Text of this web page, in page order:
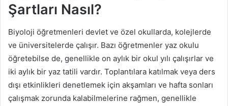
Şartları Nasıl?
Biyoloji öğretmenleri devlet ve özel okullarda, kolejlerde
ve üniversitelerde çalışır. Bazı öğretmenler yaz okulu
öğretebilse de, genellikle on aylık bir okul yılı çalışırlar ve
iki aylık bir yaz tatili vardır. Toplantılara katılmak veya ders
dışı etkinlikleri denetlemek için akşamları ve hafta sonları
çalışmak zorunda kalabilmelerine rağmen, genellikle